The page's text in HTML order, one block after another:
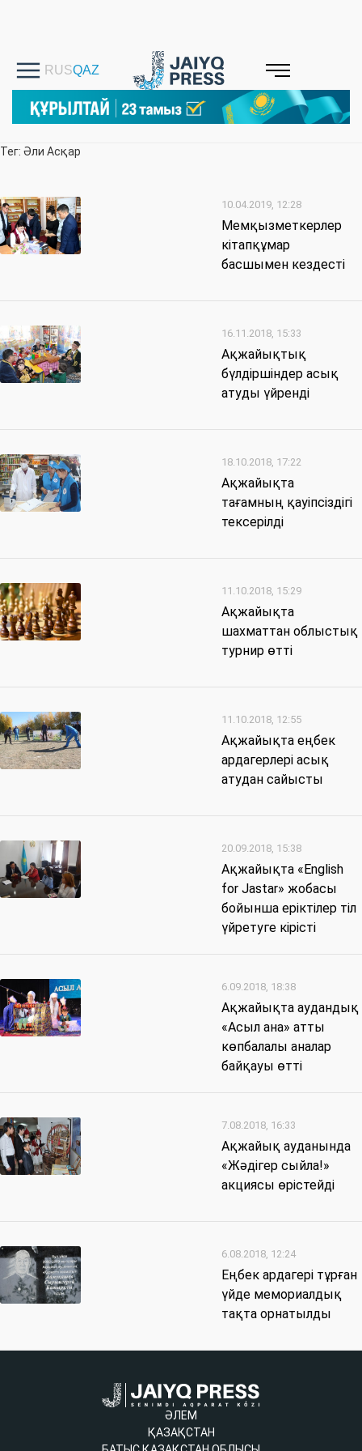
Тег: Әли Асқар
10.04.2019, 12:28
Мемқызметкерлер
кітапқұмар
басшымен кездесті
16.11.2018, 15:33
Ақжайықтық
бүлдіршіндер асық
атуды үйренді
18.10.2018, 17:22
Ақжайықта
тағамның қауіпсіздігі
тексерілді
11.10.2018, 15:29
Ақжайықта
шахматтан облыстық
турнир өтті
11.10.2018, 12:55
Ақжайықта еңбек
ардагерлері асық
атудан сайысты
20.09.2018, 15:38
Ақжайықта «English
for Jastar» жобасы
бойынша еріктілер тіл
үйретуге кірісті
6.09.2018, 18:38
Ақжайықта аудандық
«Асыл ана» атты
көпбалалы аналар
байқауы өтті
7.08.2018, 16:33
Ақжайық ауданында
«Жәдігер сыйла!»
акциясы өрістейді
6.08.2018, 12:24
Еңбек ардагері тұрған
үйде мемориалдық
тақта орнатылды
ӘЛЕМ
ҚАЗАҚСТАН